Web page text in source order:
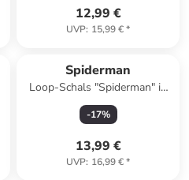
12,99 €
UVP: 15,99 €*
Spiderman
Loop-Schals "Spiderman" in
Rot/ Blau
-17%
13,99 €
UVP: 16,99 €*